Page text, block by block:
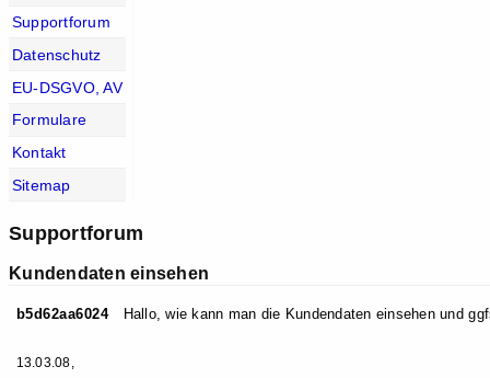
Supportforum
Datenschutz
EU-DSGVO, AV
Formulare
Kontakt
Sitemap
Supportforum
Kundendaten einsehen
b5d62aa6024
13.03.08,
Hallo, wie kann man die Kundendaten einsehen und